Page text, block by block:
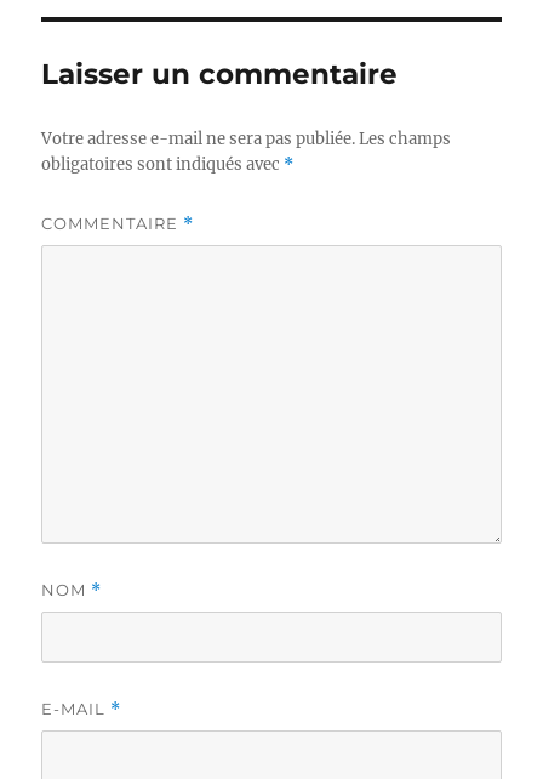
Laisser un commentaire
Votre adresse e-mail ne sera pas publiée. Les champs
obligatoires sont indiqués avec *
COMMENTAIRE *
NOM *
E-MAIL *